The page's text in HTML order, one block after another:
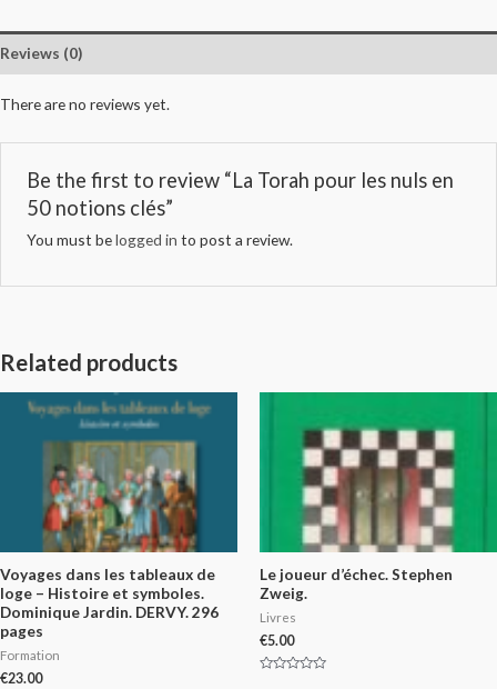
Reviews (0)
There are no reviews yet.
Be the first to review “La Torah pour les nuls en
50 notions clés”
You must belogged in to post a review.
Related products
Voyages dans les tableaux de
loge – Histoire et symboles.
Dominique Jardin. DERVY. 296
pages
Formation
€23.00
Le joueur d’échec. Stephen
Zweig.
Livres
€5.00